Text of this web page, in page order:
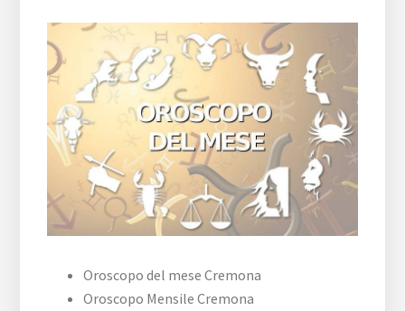
Oroscopo del mese Cremona
Oroscopo Mensile Cremona